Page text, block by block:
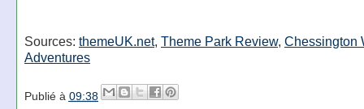
Sources: themeUK.net, Theme Park Review, Chessington
Adventures
Publié à 09:38